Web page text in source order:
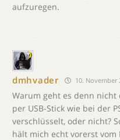
aufzuregen.
dmhvader 10. November
Warum geht es denn
per USB-Stick wie bei der
verschlüsselt, oder nicht?
hält mich echt vorerst vom